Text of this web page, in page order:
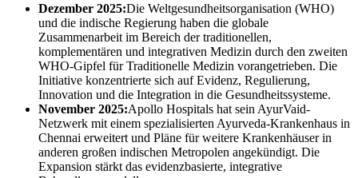
Dezember 2025:Die Weltgesundheitsorganisation (WHO)
und die indische Regierung haben die globale
Zusammenarbeit im Bereich der traditionellen,
komplementären und integrativen Medizin durch den zweiten
WHO-Gipfel für Traditionelle Medizin vorangetrieben. Die
Initiative konzentrierte sich auf Evidenz, Regulierung,
Innovation und die Integration in die Gesundheitssysteme.
November 2025:Apollo Hospitals hat sein AyurVaid-
Netzwerk mit einem spezialisierten Ayurveda-Krankenhaus in
Chennai erweitert und Pläne für weitere Krankenhäuser in
anderen großen indischen Metropolen angekündigt. Die
Expansion stärkt das evidenzbasierte, integrative